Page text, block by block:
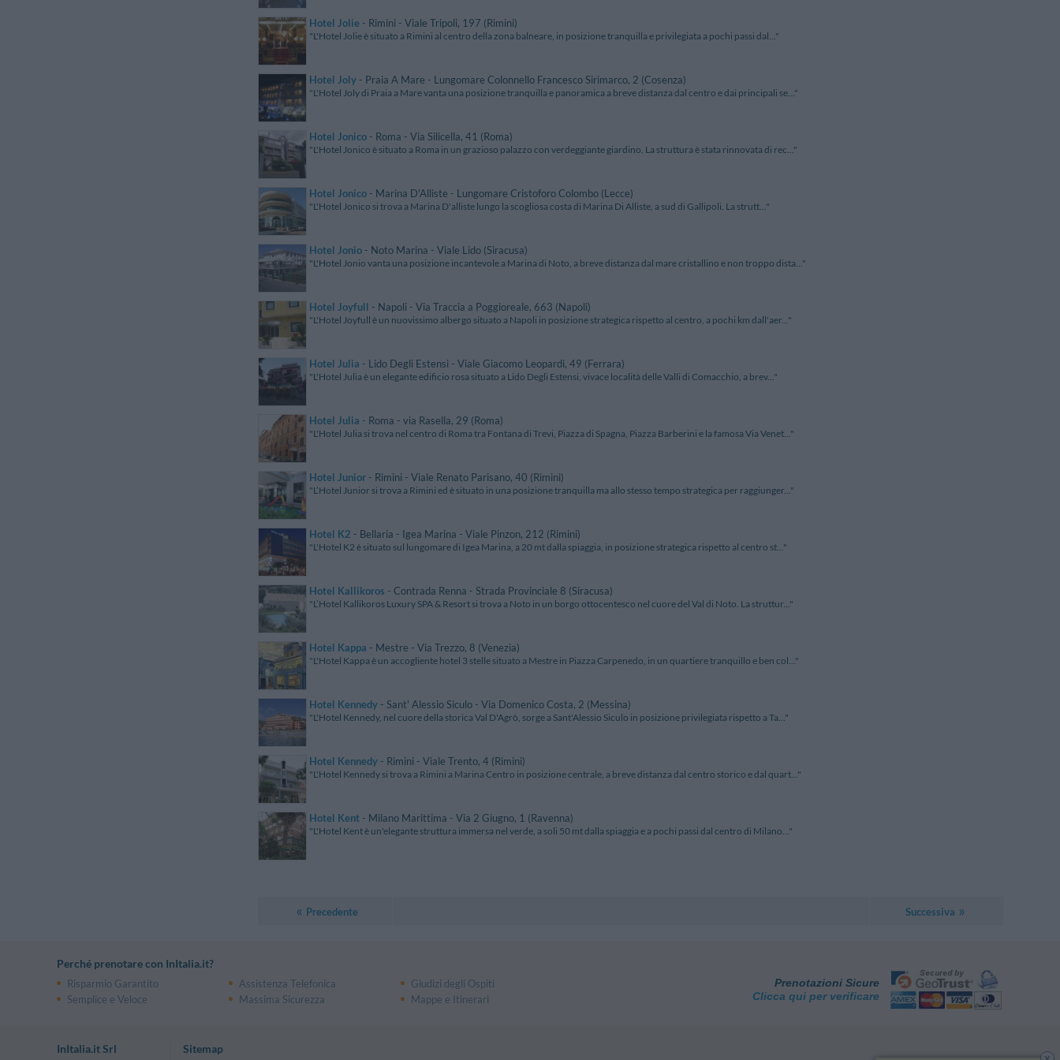
Hotel Jolie - Rimini - Viale Tripoli, 197 (Rimini)
"L'Hotel Jolie è situato a Rimini al centro della zona balneare, in posizione tranquilla e privilegiata a pochi passi dal..."
Hotel Joly - Praia A Mare - Lungomare Colonnello Francesco Sirimarco, 2 (Cosenza)
"L'Hotel Joly di Praia a Mare vanta una posizione tranquilla e panoramica a breve distanza dal centro e dai principali se..."
Hotel Jonico - Roma - Via Silicella, 41 (Roma)
"L'Hotel Jonico è situato a Roma in un grazioso palazzo con verdeggiante giardino. La struttura è stata rinnovata di rec..."
Hotel Jonico - Marina D'Alliste - Lungomare Cristoforo Colombo (Lecce)
"L'Hotel Jonico si trova a Marina D'alliste lungo la scogliosa costa di Marina Di Alliste, a sud di Gallipoli. La strutt..."
Hotel Jonio - Noto Marina - Viale Lido (Siracusa)
"L'Hotel Jonio vanta una posizione incantevole a Marina di Noto, a breve distanza dal mare cristallino e non troppo dista..."
Hotel Joyfull - Napoli - Via Traccia a Poggioreale, 663 (Napoli)
"L'Hotel Joyfull è un nuovissimo albergo situato a Napoli in posizione strategica rispetto al centro, a pochi km dall'aer..."
Hotel Julia - Lido Degli Estensi - Viale Giacomo Leopardi, 49 (Ferrara)
"L'Hotel Julia è un elegante edificio rosa situato a Lido Degli Estensi, vivace località delle Valli di Comacchio, a brev..."
Hotel Julia - Roma - via Rasella, 29 (Roma)
"L'Hotel Julia si trova nel centro di Roma tra Fontana di Trevi, Piazza di Spagna, Piazza Barberini e la famosa Via Venet..."
Hotel Junior - Rimini - Viale Renato Parisano, 40 (Rimini)
"L’Hotel Junior si trova a Rimini ed è situato in una posizione tranquilla ma allo stesso tempo strategica per raggiunger..."
Hotel K2 - Bellaria - Igea Marina - Viale Pinzon, 212 (Rimini)
"L'Hotel K2 è situato sul lungomare di Igea Marina, a 20 mt dalla spiaggia, in posizione strategica rispetto al centro st..."
Hotel Kallikoros - Contrada Renna - Strada Provinciale 8 (Siracusa)
"L’Hotel Kallikoros Luxury SPA & Resort si trova a Noto in un borgo ottocentesco nel cuore del Val di Noto. La struttur..."
Hotel Kappa - Mestre - Via Trezzo, 8 (Venezia)
"L'Hotel Kappa è un accogliente hotel 3 stelle situato a Mestre in Piazza Carpenedo, in un quartiere tranquillo e ben col..."
Hotel Kennedy - Sant' Alessio Siculo - Via Domenico Costa, 2 (Messina)
"L'Hotel Kennedy, nel cuore della storica Val D'Agrò, sorge a Sant'Alessio Siculo in posizione privilegiata rispetto a Ta..."
Hotel Kennedy - Rimini - Viale Trento, 4 (Rimini)
"L'Hotel Kennedy si trova a Rimini a Marina Centro in posizione centrale, a breve distanza dal centro storico e dal quart..."
Hotel Kent - Milano Marittima - Via 2 Giugno, 1 (Ravenna)
"L'Hotel Kent è un'elegante struttura immersa nel verde, a soli 50 mt dalla spiaggia e a pochi passi dal centro di Milano..."
Precedente Successiva
Perché prenotare con InItalia.it?
Risparmio Garantito Assistenza Telefonica
Giudizi degli Ospiti
Semplice e Veloce
Massima Sicurezza Mappe e Itinerari
Prenotazioni Sicure
Clicca qui per verificare
InItalia.it Srl Sitemap
x